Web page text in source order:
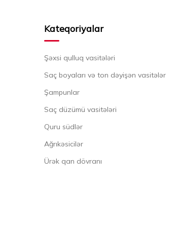
Kateqoriyalar
Şəxsi qulluq vasitələri
Saç boyaları və ton dəyişən vasitələr
Şampunlar
Saç düzümü vasitələri
Quru südlər
Ağrıkəsicilər
Ürək qan dövranı